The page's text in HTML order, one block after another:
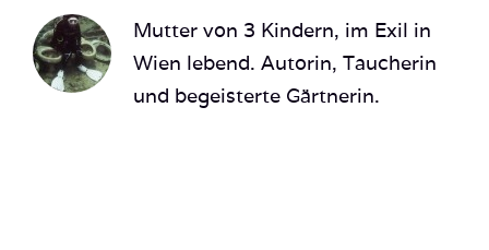
Mutter von 3 Kindern, im Exil in
Wien lebend. Autorin, Taucherin
und begeisterte Gärtnerin.